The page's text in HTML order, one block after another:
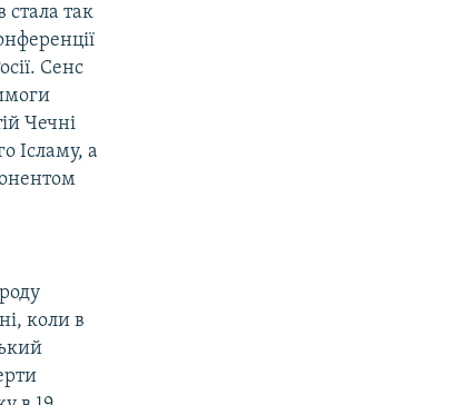
так
Сенс
Чечні
Ісламу, а
коли в